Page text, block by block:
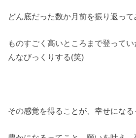
どん底だった数か月前を振り返って
ものすごく高いところまで登って
んなびっくりする(笑)
その感覚を得ることが、幸せになる